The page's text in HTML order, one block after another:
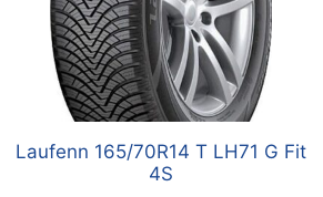
Laufenn 165/70R14 T LH71 G Fit
4S